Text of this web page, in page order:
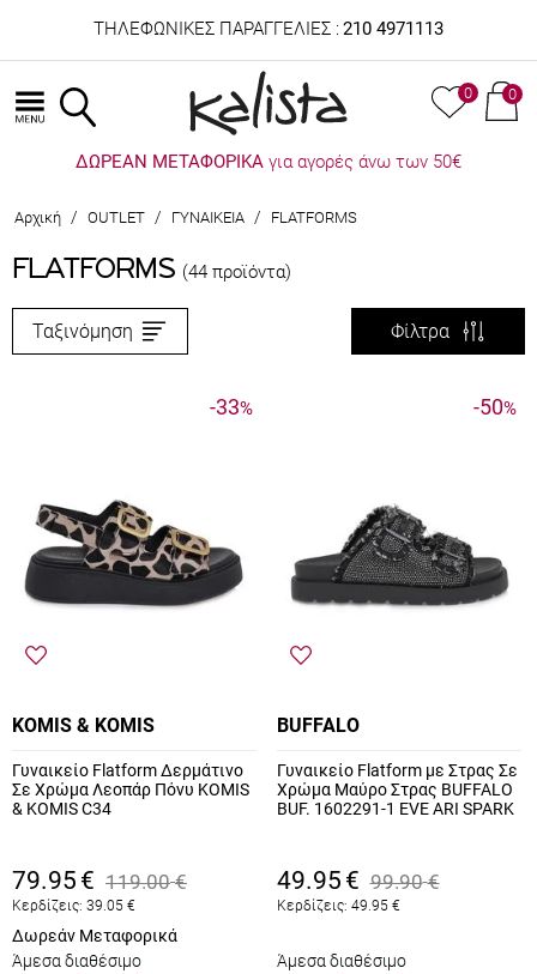
ΤΗΛΕΦΩΝΙΚΕΣ ΠΑΡΑΓΓΕΛΙΕΣ : 210 4971113
0 0
ΔΩΡΕΑΝ ΜΕΤΑΦΟΡΙΚΑ για αγορές άνω των 50€
Αρχική / OUTLET / ΓΥΝΑΙΚΕΙΑ / FLATFORMS
FLATFORMS (44 προϊόντα)
Ταξινόμηση Φίλτρα
-33%
KOMIS & KOMIS
Γυναικείο Flatform Δερμάτινο
Σε Χρώμα Λεοπάρ Πόνυ KOMIS
& KOMIS C34
79.95 € 119.00 €
Κερδίζεις: 39.05 €
Δωρεάν Μεταφορικά
Άμεσα διαθέσιμο
-50%
BUFFALO
Γυναικείο Flatform με Στρας Σε
Χρώμα Μαύρο Στρας BUFFALO
BUF. 1602291-1 EVE ARI SPARK
49.95 € 99.90 €
Κερδίζεις: 49.95 €
Άμεσα διαθέσιμο